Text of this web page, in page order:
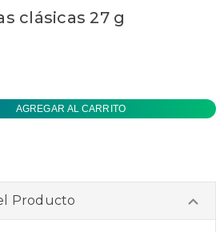
clásicas 27 g
Producto